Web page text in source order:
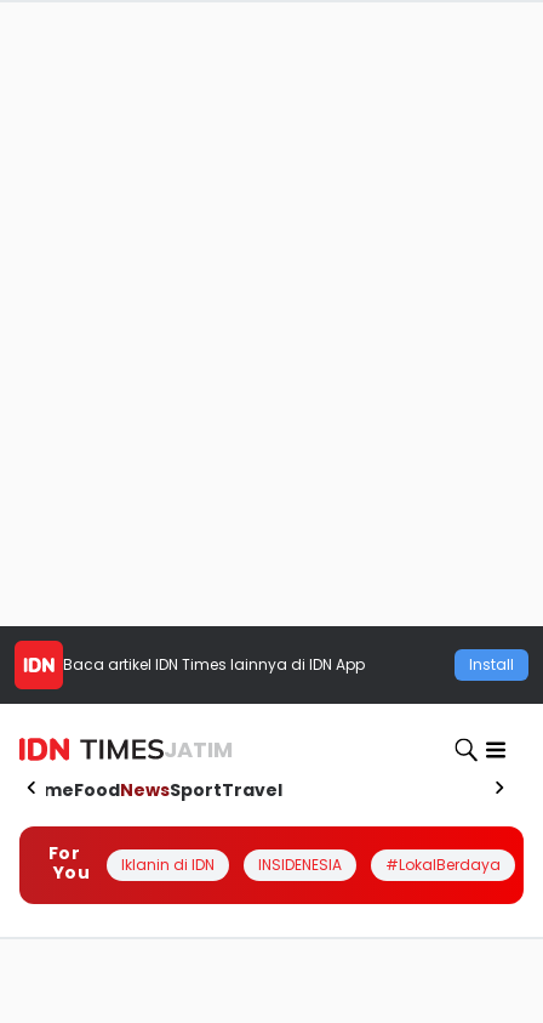
Baca artikel IDN Times lainnya di IDN App Install
JATIM
HomeFoodNewsSportTravel
For
You
Iklanin di IDN INSIDENESIA #LokalBerdaya